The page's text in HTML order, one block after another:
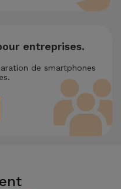
entreprises.
de smartphones